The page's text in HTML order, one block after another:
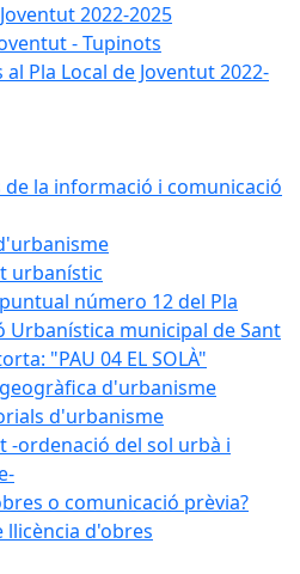
2022-2025
- Tupinots
Pla Local de Joventut 2022-
de la informació i comunicació
urbanístic
número 12 del Pla
Urbanística municipal de Sant
"PAU 04 EL SOLÀ"
d'urbanisme
d'urbanisme
-ordenació del sol urbà i
o comunicació prèvia?
llicència d'obres